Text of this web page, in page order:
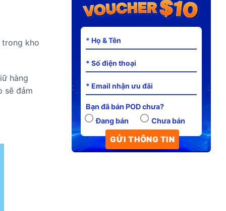
trong kho
hàng
sẽ đảm
Bạn đã bán POD chưa?
Đang bán
Chưa bán